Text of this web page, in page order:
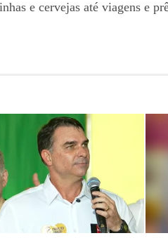
e cervejas até viagens e